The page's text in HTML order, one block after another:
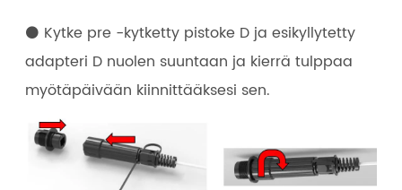
⚫ Kytke pre -kytketty pistoke D ja esikyllytetty
adapteri D nuolen suuntaan ja kierrä tulppaa
myötäpäivään kiinnittääksesi sen.